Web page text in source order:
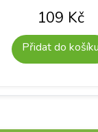
109 Kč
Přidat do košíku